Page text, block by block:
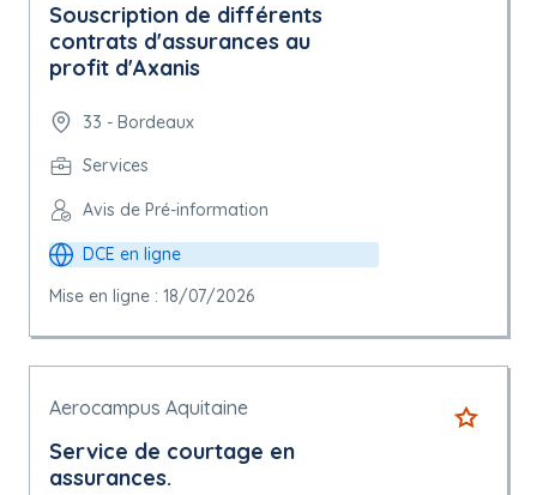
Souscription de différents
contrats d'assurances au
profit d'Axanis
33 - Bordeaux
Services
Avis de Pré-information
DCE en ligne
Mise en ligne : 18/07/2026
Aerocampus Aquitaine
Service de courtage en
assurances.